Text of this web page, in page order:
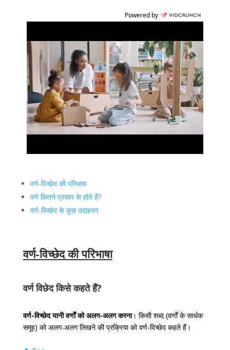
Powered by
वर्ण-विच्छेद की परिभाषा
वर्ण कितने प्रकार के होते हैं?
वर्ण-विच्छेद के कुछ उदाहरण
वर्ण-विच्छेद की परिभाषा
वर्ण विछेद किसे कहते हैं?
वर्ण-विच्छेद यानी वर्णों को अलग-अलग करना। किसी शब्द (वर्णों के सार्थक
समूह) को अलग-अलग लिखने की प्रक्रिया को वर्ण-विच्छेद कहते हैं।